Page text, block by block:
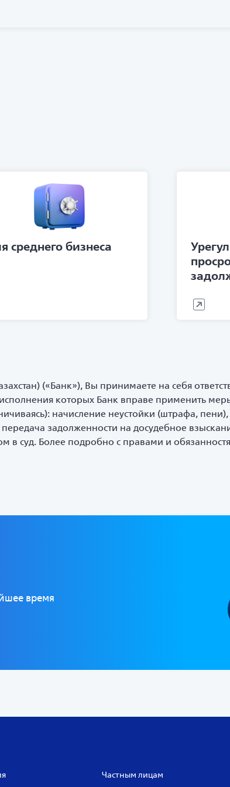
среднего бизнеса
(«Банк»), Вы принимаете на себя
которых Банк вправе применить
начисление неустойки (штрафа,
задолженности на досудебное
в суд. Более подробно с правами и
время
Частным лицам